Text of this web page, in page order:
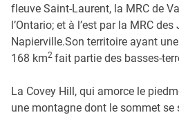
fleuve Saint-Laurent, la MRC de
l’Ontario; et à l’est par la MRC
Napierville.Son territoire ayant
168 km2 fait partie des basses-
La Covey Hill, qui amorce le
une montagne dont le sommet se